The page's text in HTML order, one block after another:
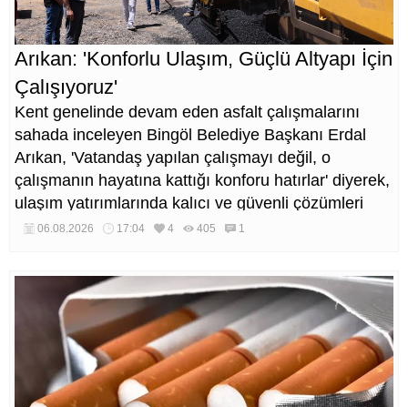
Arıkan: 'Konforlu Ulaşım, Güçlü Altyapı İçin
Çalışıyoruz'
Kent genelinde devam eden asfalt çalışmalarını
sahada inceleyen Bingöl Belediye Başkanı Erdal
Arıkan, 'Vatandaş yapılan çalışmayı değil, o
çalışmanın hayatına kattığı konforu hatırlar' diyerek,
ulaşım yatırımlarında kalıcı ve güvenli çözümleri
öncelediklerini söyledi. Arıkan, bu sezon yaklaşık 40
06.08.2026 17:04 4 405 1